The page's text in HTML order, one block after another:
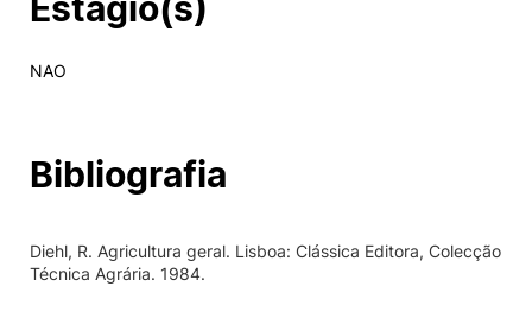
NAO
Bibliografia
Diehl, R. Agricultura geral. Lisboa: Clássica Editora, Colecção
Técnica Agrária. 1984.